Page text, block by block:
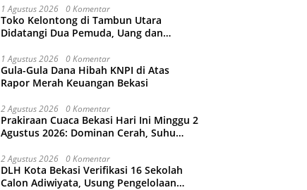
1 Agustus 2026 0 Komentar
Toko Kelontong di Tambun Utara
Didatangi Dua Pemuda, Uang dan
1 Agustus 2026 0 Komentar
Gula-Gula Dana Hibah KNPI di Atas
Rapor Merah Keuangan Bekasi
2 Agustus 2026 0 Komentar
Prakiraan Cuaca Bekasi Hari Ini Minggu 2
Agustus 2026: Dominan Cerah, Suhu
2 Agustus 2026 0 Komentar
DLH Kota Bekasi Verifikasi 16 Sekolah
Calon Adiwiyata, Usung Pengelolaan